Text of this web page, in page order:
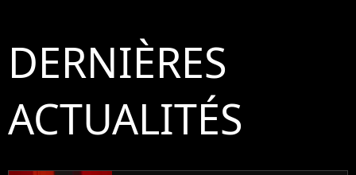
DERNIÈRES
ACTUALITÉS